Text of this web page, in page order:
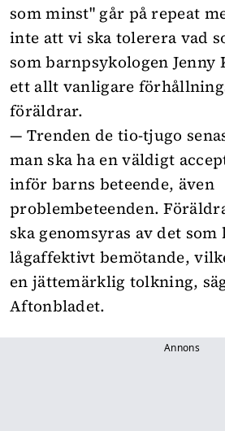
som minst" går på repeat
inte att vi ska tolerera vad
som barnpsykologen Jenny
ett allt vanligare
föräldrar.
— Trenden de tio-tjugo
man ska ha en väldigt
inför barns beteende, även
problembeteenden.
ska genomsyras av det som
lågaffektivt bemötande,
en jättemärklig tolkning,
Aftonbladet.
Annons